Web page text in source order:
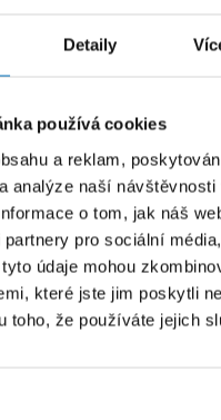
Detaily
používá cookies
a reklam,
analýze naší
o tom, jak náš
pro sociální
údaje mohou
které jste jim poskytli
toho, že používáte jejich